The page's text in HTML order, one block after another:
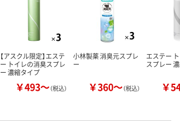
【アスクル限定】エステ
ー トイレの消臭スプレ
ー 濃縮タイプ
￥493～（税込）
小林製薬 消臭元スプレ
ー
￥360～（税込）
エステー
スプレー
￥